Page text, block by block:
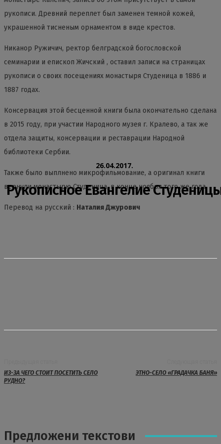
26.04.2017.
Рукописное Евангелие
рукописи. Древний переплет был заменен темной кожей,
украшенной тисненым орнаментом в виде крестов.
Никанор Ружичич, ректор белградской богословской
семинарии и епископ Жичский , оставил записи на страницах
рукописи о своих посещениях монастыря Студеница в 1886 и
1887 годах.
Консервация этой бесценной книги была окончательно сделана
в 2015 году, при участии Народного музея г. Кралево, а так же
отдела защиты, консервации и реставрации Народной
библиотеки Сербии.
Также было выплнено микрофильмование, а оригинал книги
вернули монастырю Студеница, в конце ноября того же года.
Перевод на русский : Наталия Джурович
ИЗ-ЗА ЧЕГО СТОИТ ПОСЕТИТЬ СЕЛО
РУДНО?
ЭТНО-СЕЛО «ГРАДАЧКА БАНЯ»
Предложени текстови